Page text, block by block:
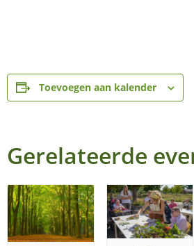
Toevoegen aan kalender
Gerelateerde